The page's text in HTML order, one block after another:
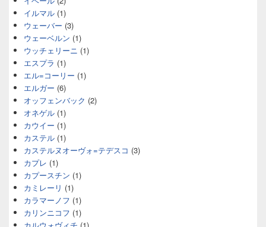
イルマル (1)
ウェーバー (3)
ウェーベルン (1)
ウッチェリーニ (1)
エスプラ (1)
エル=コーリー (1)
エルガー (6)
オッフェンバック (2)
オネゲル (1)
カウイー (1)
カステル (1)
カステルヌオーヴォ=テデスコ (3)
カプレ (1)
カプースチン (1)
カミレーリ (1)
カラマーノフ (1)
カリンニコフ (1)